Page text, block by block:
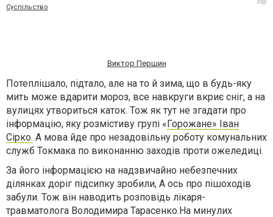
Суспільство
Виктор Першин
Потеплішало, підтало, але на то й зима, що в будь-яку
мить може вдарити мороз, все навкруги вкриє сніг, а на
вулицях утвориться каток. Тож як тут не згадати про
інформацію, яку розмістиву групі «Горожане» Іван
Сірко. А мова йде про незадовільну роботу комунальних
служб Токмака по виконанню заходів проти ожеледиці.
За його інформацією на надзвичайно небезпечних
ділянках доріг підсипку зробили, А ось про пішоходів
забули. Тож він наводить розповідь лікаря-
травматолога Володимира Тарасенко.На минулих